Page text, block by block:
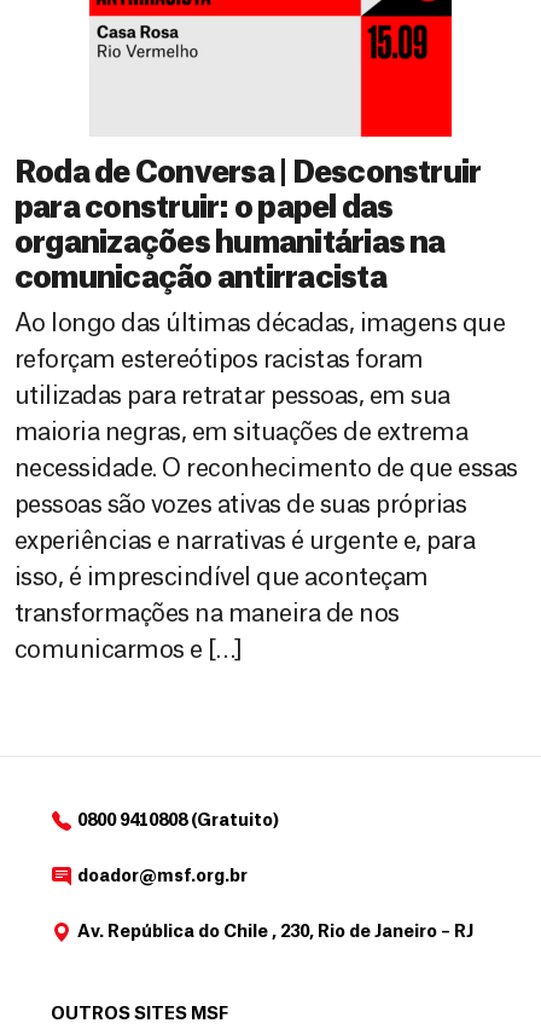
Roda de Conversa | Desconstruir
para construir: o papel das
organizações humanitárias na
comunicação antirracista
Ao longo das últimas décadas, imagens que
reforçam estereótipos racistas foram
utilizadas para retratar pessoas, em sua
maioria negras, em situações de extrema
necessidade. O reconhecimento de que essas
pessoas são vozes ativas de suas próprias
experiências e narrativas é urgente e, para
isso, é imprescindível que aconteçam
transformações na maneira de nos
comunicarmos e […]
0800 9410808 (Gratuito)
doador@msf.org.br
Av. República do Chile , 230, Rio de Janeiro – RJ
OUTROS SITES MSF